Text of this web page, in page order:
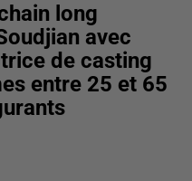
long
avec
de casting
entre 25 et 65